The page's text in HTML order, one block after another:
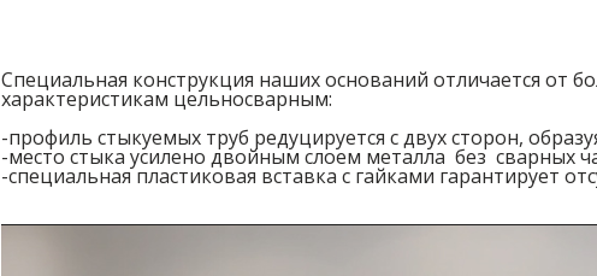
Специальная конструкция наших оснований отличается от
характеристикам цельносварным:
-профиль стыкуемых труб редуцируется с двух сторон,
-место стыка усилено двойным слоем металла без сварных
-специальная пластиковая вставка с гайками гарантирует